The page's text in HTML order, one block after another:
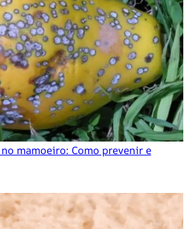
mamoeiro: Como prevenir e